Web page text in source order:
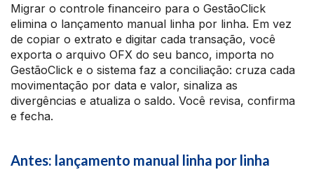
Migrar o controle financeiro para o GestãoClick
elimina o lançamento manual linha por linha. Em vez
de copiar o extrato e digitar cada transação, você
exporta o arquivo OFX do seu banco, importa no
GestãoClick e o sistema faz a conciliação: cruza cada
movimentação por data e valor, sinaliza as
divergências e atualiza o saldo. Você revisa, confirma
e fecha.
Antes: lançamento manual linha por linha